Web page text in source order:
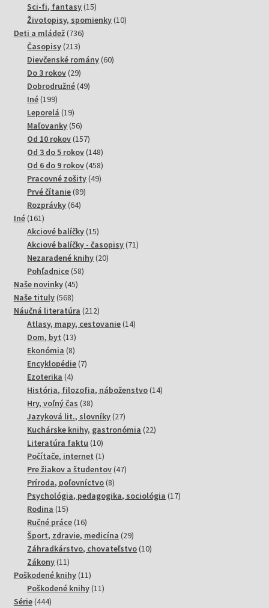
Sci-fi, fantasy 1515
produktov
Životopisy, spomienky 1010
Deti a mládež 736736
Časopisy 213213
produktov
Dievčenské romány 6060
Do 3 rokov 2929
produktov
Dobrodružné 4949
Iné 199199
produktov
Leporelá 1919
produktov
Maľovanky 5656
produktov
Od 10 rokov 157157
produktov
Od 3 do 5 rokov 148148
produktov
Od 6 do 9 rokov 458458
produktov
Pracovné zošity 4949
Prvé čítanie 8989
Rozprávky 6464
Iné 161161
produktov
Akciové balíčky 1515
produktov
Akciové balíčky - časopisy 7171
Nezaradené knihy 2020
Pohľadnice 5858
Naše novinky 4545
Naše tituly 568568
produktov
Náučná literatúra 212212
produktov
Atlasy, mapy, cestovanie 1414
Dom, byt 1313
produktov
Ekonómia 88
produktov
Encyklopédie 77
Ezoterika 44
produkty
História, filozofia, náboženstvo 1414
Hry, voľný čas 3838
produktov
Jazyková lit., slovníky 2727
produktov
Kuchárske knihy, gastronómia 2222
Literatúra faktu 1010
produktov
Počítače, internet 11
produkt
Pre žiakov a študentov 4747
Príroda, poľovníctvo 88
produktov
Psychológia, pedagogika, sociológia 1717
Rodina 1515
produktov
Ručné práce 1616
produktov
Šport, zdravie, medicína 2929
produktov
Záhradkárstvo, chovateľstvo 1010
Zákony 1111
produktov
Poškodené knihy 1111
produktov
Poškodené knihy 1111
Série 444444